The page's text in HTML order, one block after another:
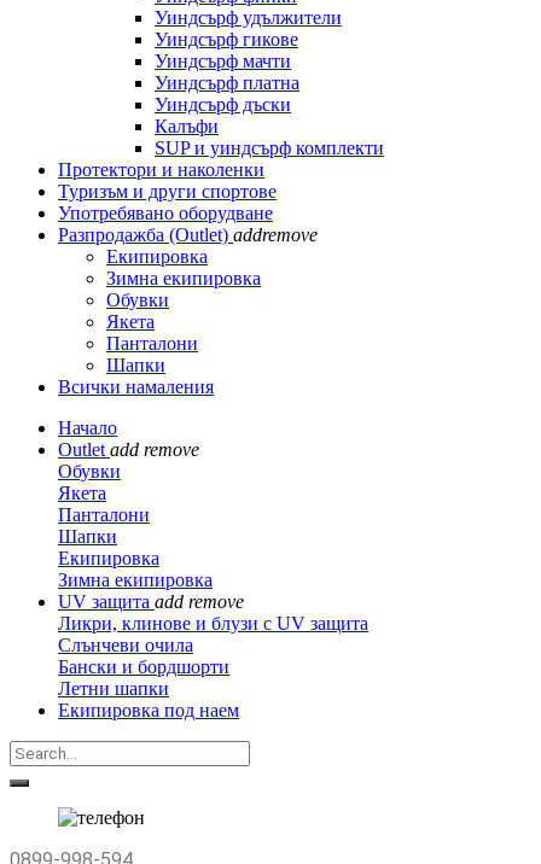
Уиндсърф удължители
Уиндсърф гикове
Уиндсърф мачти
Уиндсърф платна
Уиндсърф дъски
Калъфи
SUP и уиндсърф комплекти
Протектори и наколенки
Туризъм и други спортове
Употребявано оборудване
Разпродажба (Outlet) addremove
Екипировка
Зимна екипировка
Обувки
Якета
Панталони
Шапки
Всички намаления
Начало
Outlet add remove
Обувки
Якета
Панталони
Шапки
Екипировка
Зимна екипировка
UV защита add remove
Ликри, клинове и блузи с UV защита
Слънчеви очила
Бански и бордшорти
Летни шапки
Екипировка под наем